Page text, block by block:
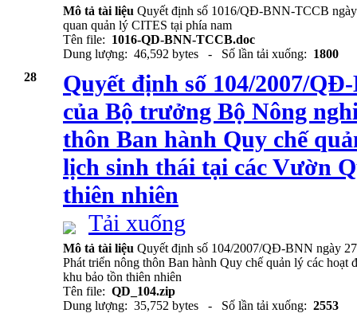
Mô tả tài liệu Quyết định số 1016/QĐ-BNN-TCCB
quan quản lý CITES tại phía nam
Tên file: 1016-QD-BNN-TCCB.doc
Dung lượng: 46,592 bytes - Số lần tải xuống: 1800
28
Quyết định số 104/2007/
của Bộ trưởng Bộ Nông
thôn Ban hành Quy chế
lịch sinh thái tại các Vườn
thiên nhiên
Tải xuống
Mô tả tài liệu Quyết định số 104/2007/QĐ-BNN ngày
Phát triển nông thôn Ban hành Quy chế quản lý các
khu bảo tồn thiên nhiên
Tên file: QD_104.zip
Dung lượng: 35,752 bytes - Số lần tải xuống: 2553